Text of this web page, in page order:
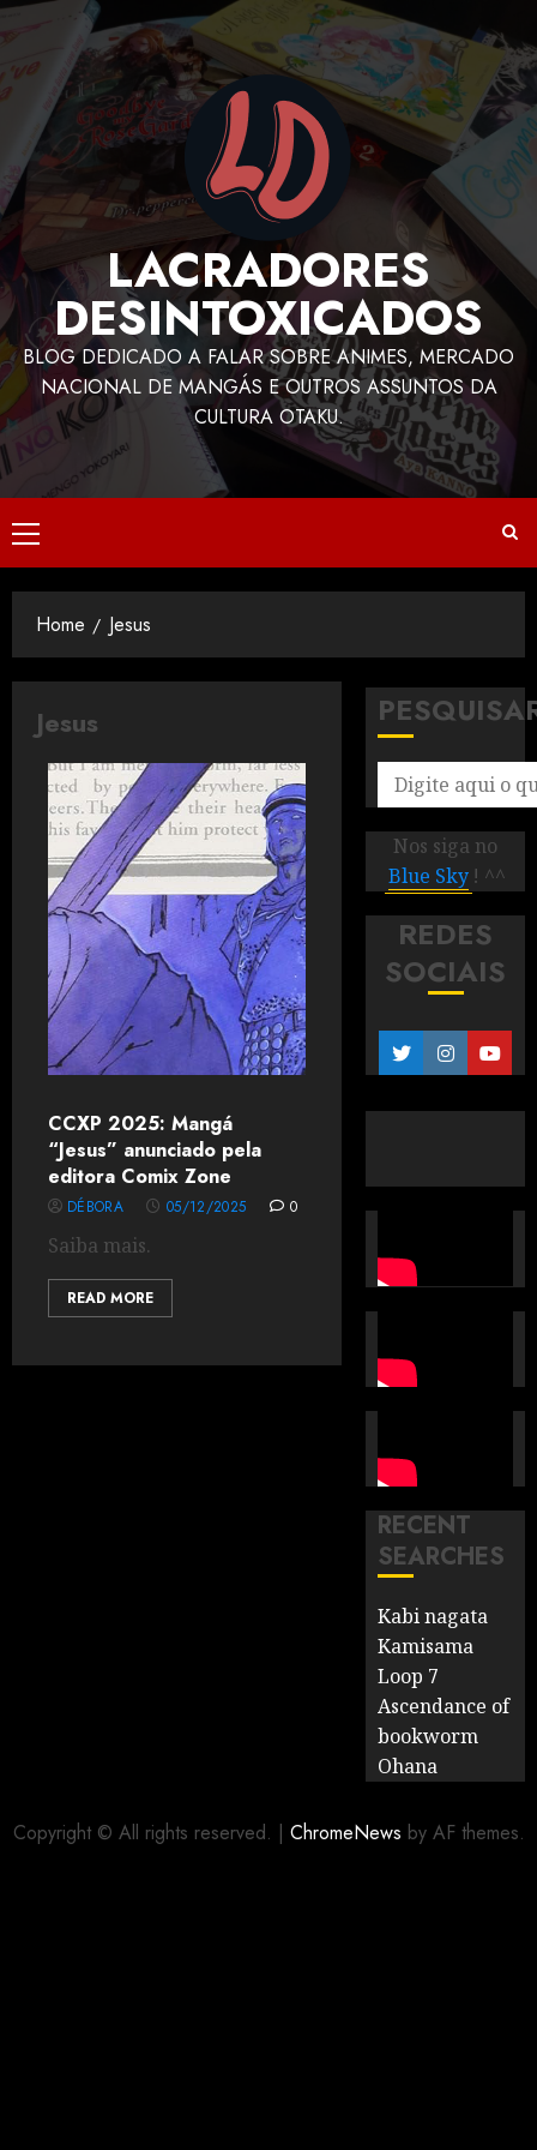
LACRADORES
DESINTOXICADOS
BLOG DEDICADO A FALAR SOBRE ANIMES, MERCADO
NACIONAL DE MANGÁS E OUTROS ASSUNTOS DA
CULTURA OTAKU.
Home Jesus
Jesus
CCXP 2025: Mangá
“Jesus” anunciado pela
editora Comix Zone
DÉBORA 05/12/2025 0
Saiba mais.
READ MORE
Nos siga no
Blue Sky ! ^^
REDES
SOCIAIS
RECENT
SEARCHES
Kabi nagata
Kamisama
Loop 7
Ascendance of
bookworm
Ohana
Copyright © All rights reserved. | ChromeNews by AF themes.